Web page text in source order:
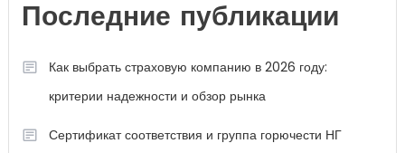
Последние публикации
Как выбрать страховую компанию в 2026 году:
критерии надежности и обзор рынка
Сертификат соответствия и группа горючести НГ